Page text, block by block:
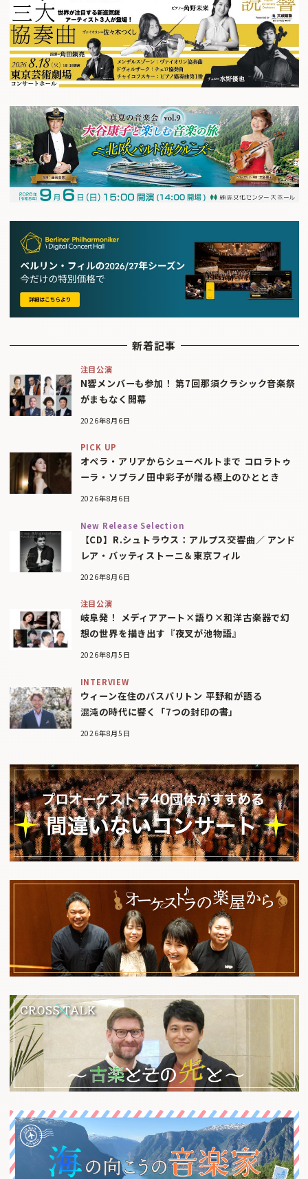
新着記事
注目公演
N響メンバーも参加！ 第7回那須クラシック音楽祭
がまもなく開幕
2026年8月6日
PICK UP
オペラ・アリアからシューベルトまで コロラトゥ
ーラ・ソプラノ田中彩子が贈る極上のひととき
2026年8月6日
New Release Selection
【CD】R.シュトラウス：アルプス交響曲／ アンド
レア・バッティストーニ＆東京フィル
2026年8月6日
注目公演
岐阜発！ メディアアート×語り×和洋古楽器で幻
想の世界を描き出す『夜叉が池物語』
2026年8月5日
INTERVIEW
ウィーン在住のバスバリトン 平野和が語る
混沌の時代に響く「7つの封印の書」
2026年8月5日